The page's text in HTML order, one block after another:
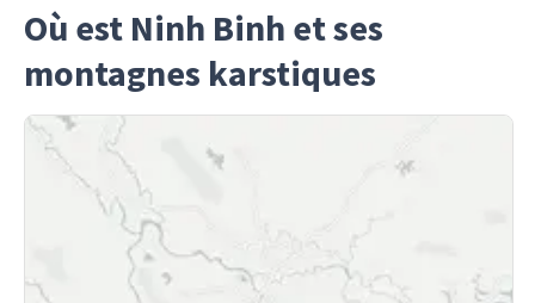
Où est Ninh Binh et ses
montagnes karstiques